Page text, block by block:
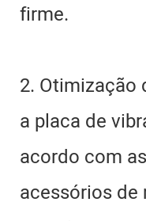
firme.
2. Otimização
a placa de
acordo com
acessórios de